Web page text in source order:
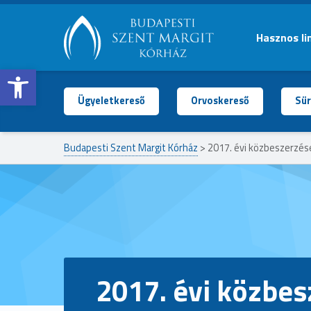
Open toolbar
BUDAPESTI
SZENT
MARGIT
KÓRHÁZ
Hasznos
Ügyeletkereső Orvoskereső
Budapesti Szent Margit Kórház > 2017. évi
2017. évi